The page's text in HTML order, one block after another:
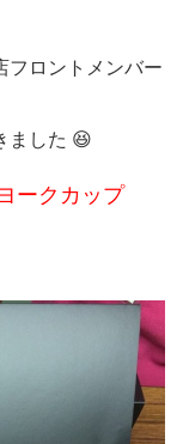
フロントメンバー
ました 😆
ークカップ